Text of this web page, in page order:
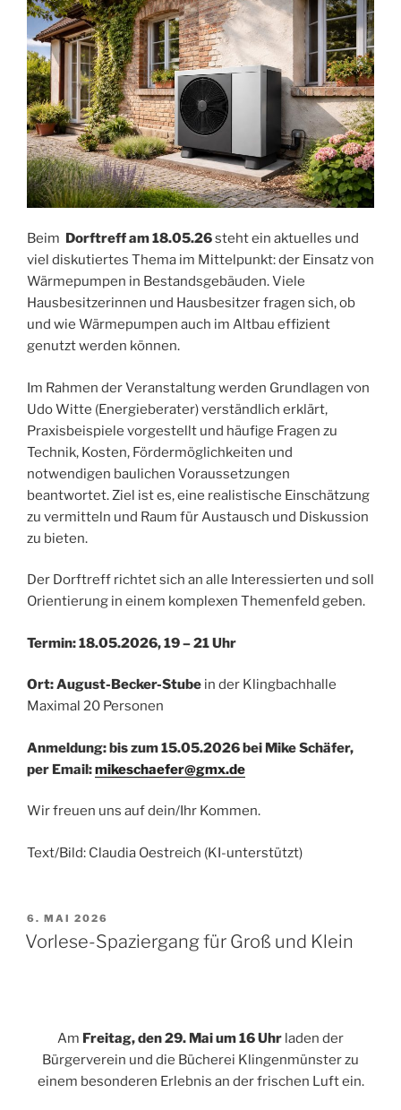
Beim Dorftreff am 18.05.26steht ein aktuelles und
viel diskutiertes Thema im Mittelpunkt: der Einsatz von
Wärmepumpen in Bestandsgebäuden. Viele
Hausbesitzerinnen und Hausbesitzer fragen sich, ob
und wie Wärmepumpen auch im Altbau effizient
genutzt werden können.
Im Rahmen der Veranstaltung werden Grundlagen von
Udo Witte (Energieberater) verständlich erklärt,
Praxisbeispiele vorgestellt und häufige Fragen zu
Technik, Kosten, Fördermöglichkeiten und
notwendigen baulichen Voraussetzungen
beantwortet. Ziel ist es, eine realistische Einschätzung
zu vermitteln und Raum für Austausch und Diskussion
zu bieten.
Der Dorftreff richtet sich an alle Interessierten und soll
Orientierung in einem komplexen Themenfeld geben.
Termin: 18.05.2026, 19 – 21 Uhr
Ort: August-Becker-Stube in der Klingbachhalle
Maximal 20 Personen
Anmeldung: bis zum 15.05.2026 bei Mike Schäfer,
per Email:mikeschaefer@gmx.de
Wir freuen uns auf dein/Ihr Kommen.
Text/Bild: Claudia Oestreich (KI-unterstützt)
VERÖFFENTLICHT
AM
6. MAI 2026
Vorlese-Spaziergang für Groß und Klein
Am Freitag, den 29. Mai um 16 Uhr laden der
Bürgerverein und die Bücherei Klingenmünster zu
einem besonderen Erlebnis an der frischen Luft ein.